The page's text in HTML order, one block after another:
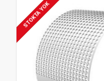
STOKTA VAR
STOKTA YOK